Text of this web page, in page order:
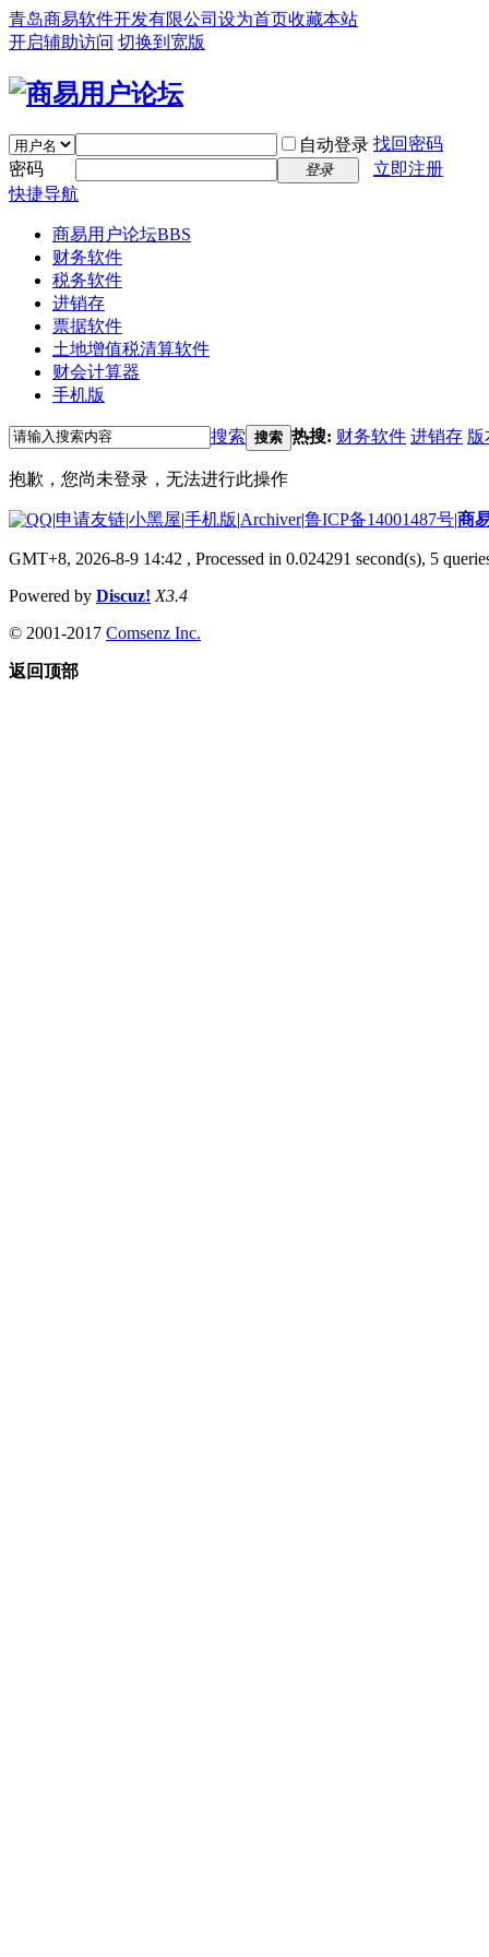
青岛商易软件开发有限公司 设为首页收藏本站
开启辅助访问 切换到宽版
自动登录 找回密码
密码
登录
立即注册
快捷导航
商易用户论坛BBS
财务软件
税务软件
进销存
票据软件
土地增值税清算软件
财会计算器
手机版
搜索 搜索 热搜: 财务软件 进销存 版
抱歉，您尚未登录，无法进行此操作
|申请友链|小黑屋|手机版|Archiver|鲁ICP备14001487号|商
GMT+8, 2026-8-9 14:42 , Processed in 0.024291 second(s), 5
Powered by Discuz! X3.4
© 2001-2017 Comsenz Inc.
返回顶部